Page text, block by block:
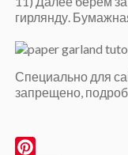
гирлянду.
Специально для
запрещено,